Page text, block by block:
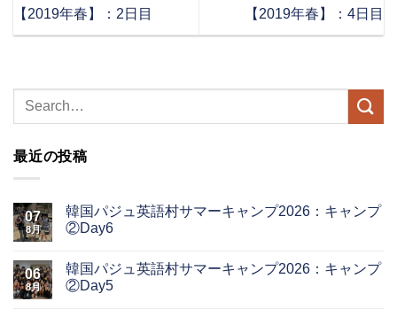
【2019年春】：2日目
【2019年春】：4日目
最近の投稿
07
8月
韓国パジュ英語村サマーキャンプ2026：キャンプ
②Day6
06
8月
韓国パジュ英語村サマーキャンプ2026：キャンプ
②Day5